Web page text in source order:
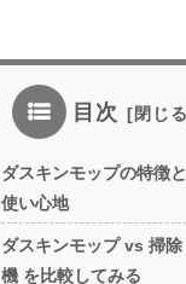
目次
ダスキンモップの特徴と
使い心地
ダスキンモップ vs 掃除
機 を比較してみる